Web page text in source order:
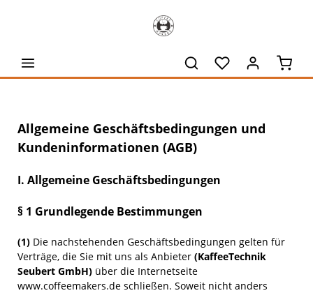
Allgemeine Geschäftsbedingungen und
Kundeninformationen (AGB)
I. Allgemeine Geschäftsbedingungen
§ 1 Grundlegende Bestimmungen
(1) Die nachstehenden Geschäftsbedingungen gelten für
Verträge, die Sie mit uns als Anbieter (KaffeeTechnik
Seubert GmbH) über die Internetseite
www.coffeemakers.de schließen. Soweit nicht anders